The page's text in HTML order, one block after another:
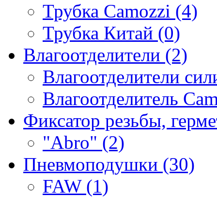
Трубка Camozzi (4)
Трубка Китай (0)
Влагоотделители (2)
Влагоотделители
Влагоотделитель
Фиксатор резьбы,
"Abro" (2)
Пневмоподушки (30)
FAW (1)